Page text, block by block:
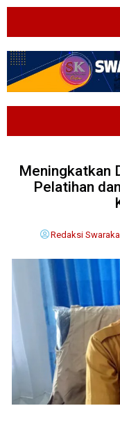
Meningkatkan
Pelatihan
Redaksi